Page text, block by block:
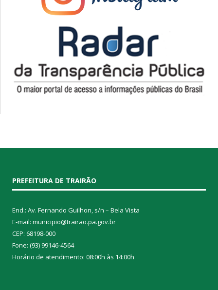
PREFEITURA DE TRAIRÃO
End.: Av. Fernando Guilhon, s/n – Bela Vista
E-mail: municipio@trairao.pa.gov.br
CEP: 68198-000
Fone: (93) 99146-4564
Horário de atendimento: 08:00h às 14:00h